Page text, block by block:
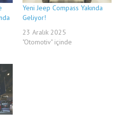
Yeni Jeep Compass Yakında
Geliyor!
23 Aralık 2025
"Otomotiv" içinde